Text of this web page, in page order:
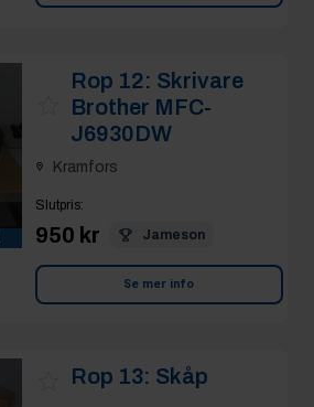
Rop 12: Skrivare
Brother MFC-
J6930DW
Kramfors
Slutpris:
950 kr Jameson
Se mer info
Rop 13: Skåp